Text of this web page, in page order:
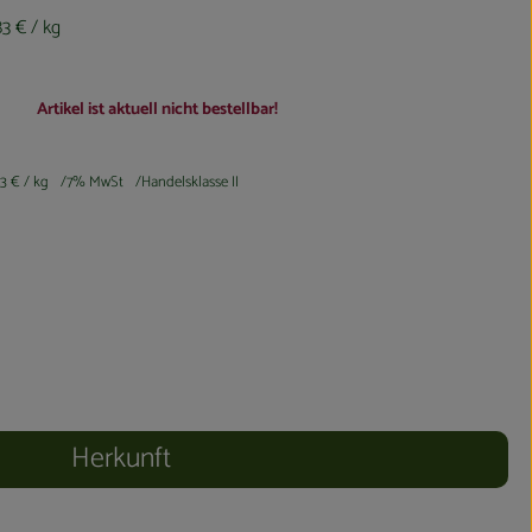
€/ kg
Artikel ist aktuell nicht bestellbar!
€/ kg 7% MwSt Handelsklasse II
Herkunft